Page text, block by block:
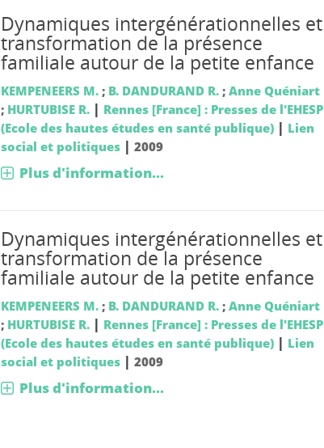
Dynamiques intergénérationnelles et
transformation de la présence
familiale autour de la petite enfance
KEMPENEERS M.; B. DANDURAND R.; Anne Quéniart
; HURTUBISE R. | Rennes [France] : Presses de l'EHESP
(Ecole des hautes études en santé publique)| Lien
social et politiques| 2009
Plus d'information...
Dynamiques intergénérationnelles et
transformation de la présence
familiale autour de la petite enfance
KEMPENEERS M.; B. DANDURAND R.; Anne Quéniart
; HURTUBISE R. | Rennes [France] : Presses de l'EHESP
(Ecole des hautes études en santé publique)| Lien
social et politiques| 2009
Plus d'information...